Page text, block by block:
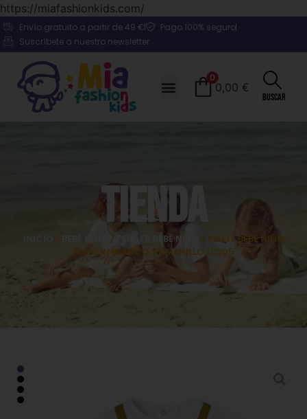
https://miafashionkids.com/
Envío gratuito a partir de 49 €
Pago 100% seguro
Suscríbete a nuestro newsletter
0
0,00 €
Buscar
Tienda
/ / PELELES BEBÉ NIÑO
/ PELELE BEBÉ NIÑO
POPELÍN BLANCO Y AMARILLO 111205